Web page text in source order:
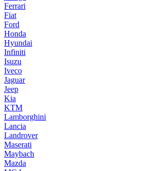
Ferrari
Fiat
Ford
Honda
Hyundai
Infiniti
Isuzu
Iveco
Jaguar
Jeep
Kia
KTM
Lamborghini
Lancia
Landrover
Maserati
Maybach
Mazda